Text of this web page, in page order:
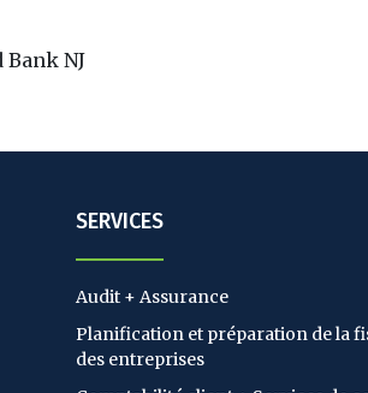
NJ
SERVICES
Audit + Assurance
Planification et préparation de la
des entreprises